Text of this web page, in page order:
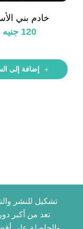
خادم بني
120 جنيه
إضافة إلى
تعد من أكبر